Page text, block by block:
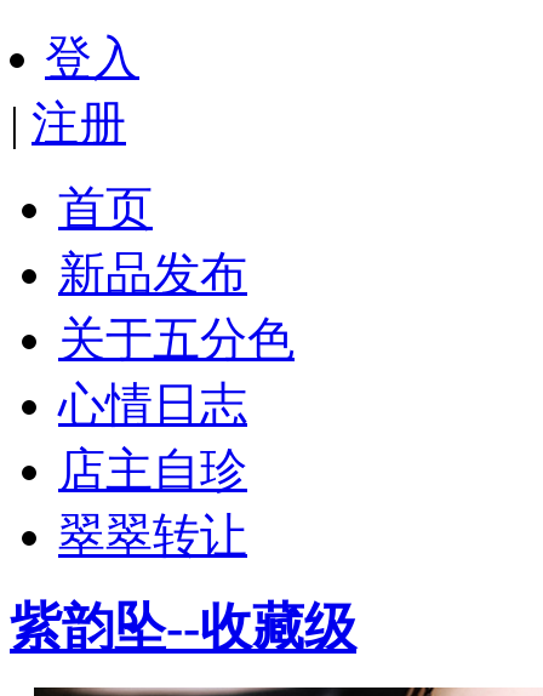
登入
| 注册
首页
新品发布
关于五分色
心情日志
店主自珍
翠翠转让
紫韵坠--收藏级